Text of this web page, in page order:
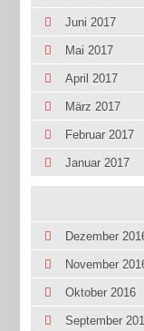
Juni 2017
Mai 2017
April 2017
März 2017
Februar 2017
Januar 2017
Dezember
November
Oktober 2016
September